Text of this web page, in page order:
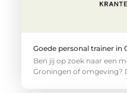
Goede personal trainer in
Ben jij op zoek naar een
Groningen of omgeving?